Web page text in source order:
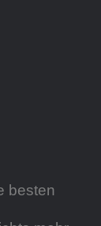
besten